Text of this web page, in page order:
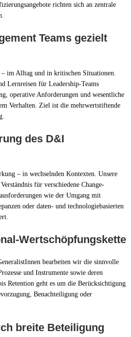
richten sich an zentrale
Teams gezielt
im Alltag und in kritischen Situationen.
Lernreisen für Leadership-Teams
operative Anforderungen und wesentliche
Verhalten. Ziel ist die mehrwertstiftende
des D&I
– in wechselnden Kontexten. Unsere
für verschiedene Change-
wie der Umgang mit
oder daten- und technologiebasierten
Wertschöpfungskette
bearbeiten wir die sinnvolle
und Instrumente sowie deren
Retention geht es um die Berücksichtigung
Benachteiligung oder
breite Beteiligung